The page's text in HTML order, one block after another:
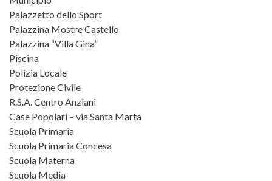
Palazzetto dello Sport
Palazzina Mostre Castello
Palazzina “Villa Gina”
Piscina
Polizia Locale
Protezione Civile
R.S.A. Centro Anziani
Case Popolari – via Santa Marta
Scuola Primaria
Scuola Primaria Concesa
Scuola Materna
Scuola Media